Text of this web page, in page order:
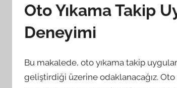
Oto Yıkama Takip
Deneyimi
Bu makalede, oto yıkama takip
geliştirdiği üzerine odaklanacağız. Oto